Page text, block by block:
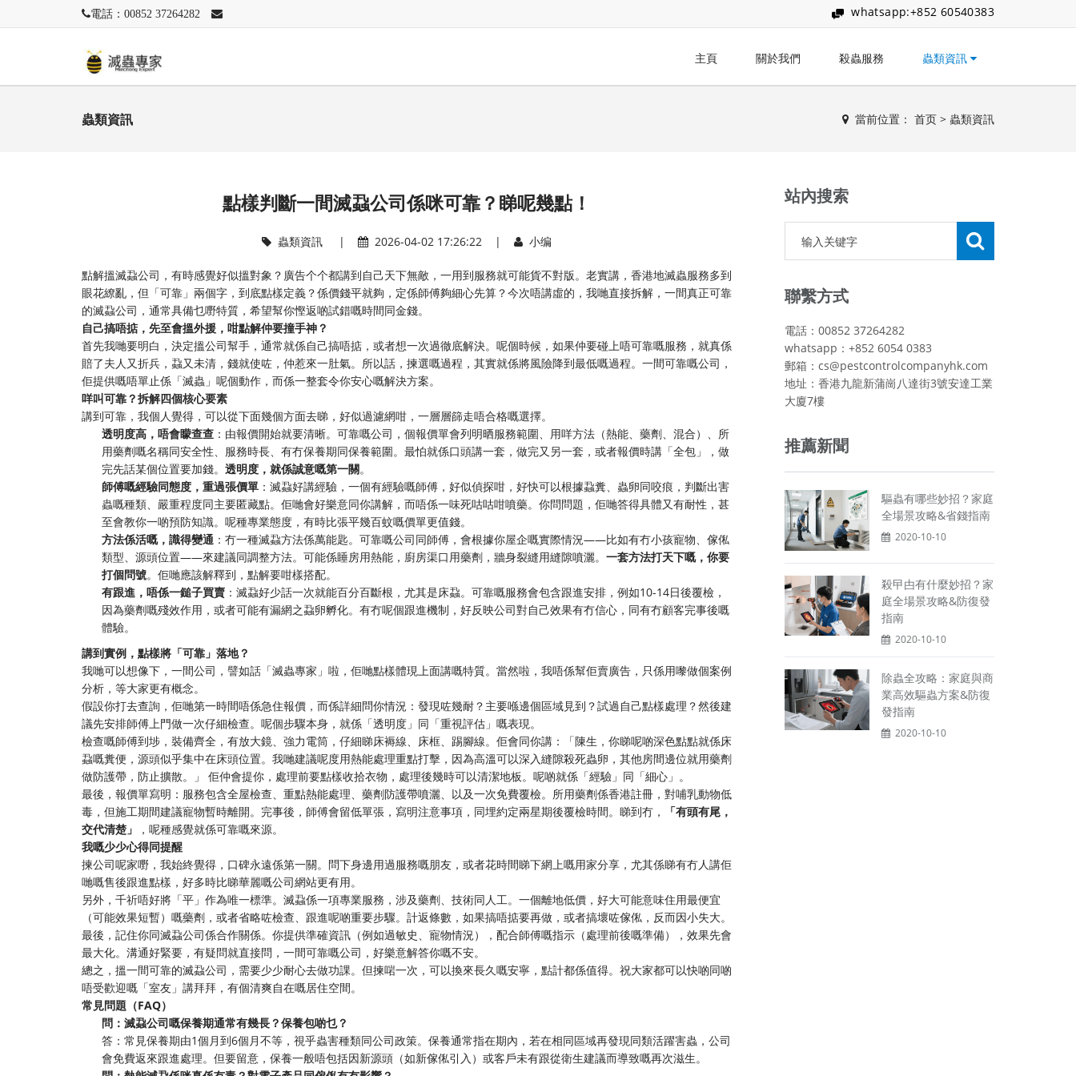
電話：00852 37264282 whatsapp:+852 60540383
主頁 關於我們 殺蟲服務 蟲類資訊
蟲類資訊 當前位置： 首页 > 蟲類資訊
點樣判斷一間滅蝨公司係咪可靠？睇呢幾點！
蟲類資訊 | 2026-04-02 17:26:22 | 小编
點解搵滅蝨公司，有時感覺好似搵對象？廣告个个都講到自己天下無敵，一用到服務就可能貨不對版。老實講，香港地滅蟲服務多到
眼花繚亂，但「可靠」兩個字，到底點樣定義？係價錢平就夠，定係師傅夠細心先算？今次唔講虛的，我哋直接拆解，一間真正可靠
的滅蝨公司，通常具備乜嘢特質，希望幫你慳返啲試錯嘅時間同金錢。
自己搞唔掂，先至會搵外援，咁點解仲要撞手神？
首先我哋要明白，決定搵公司幫手，通常就係自己搞唔掂，或者想一次過徹底解決。呢個時候，如果仲要碰上唔可靠嘅服務，就真係
賠了夫人又折兵，蝨又未清，錢就使咗，仲惹來一肚氣。所以話，揀選嘅過程，其實就係將風險降到最低嘅過程。一間可靠嘅公司，
佢提供嘅唔單止係「滅蟲」呢個動作，而係一整套令你安心嘅解決方案。
咩叫可靠？拆解四個核心要素
講到可靠，我個人覺得，可以從下面幾個方面去睇，好似過濾網咁，一層層篩走唔合格嘅選擇。
透明度高，唔會矇查查 ：由報價開始就要清晰。可靠嘅公司，個報價單會列明晒服務範圍、用咩方法（熱能、藥劑、混合）、所
用藥劑嘅名稱同安全性、服務時長、有冇保養期同保養範圍。最怕就係口頭講一套，做完又另一套，或者報價時講「全包」，做
完先話某個位置要加錢。 透明度，就係誠意嘅第一關。
師傅嘅經驗同態度，重過張價單 ：滅蝨好講經驗，一個有經驗嘅師傅，好似偵探咁，好快可以根據蝨糞、蟲卵同咬痕，判斷出害
蟲嘅種類、嚴重程度同主要匿藏點。佢哋會好樂意同你講解，而唔係一味死咕咕咁噴藥。你問問題，佢哋答得具體又有耐性，甚
至會教你一啲預防知識。呢種專業態度，有時比張平幾百蚊嘅價單更值錢。
方法係活嘅，識得變通 ：冇一種滅蝨方法係萬能匙。可靠嘅公司同師傅，會根據你屋企嘅實際情況——比如有冇小孩寵物、傢俬
類型、源頭位置——來建議同調整方法。可能係睡房用熱能，廚房渠口用藥劑，牆身裂縫用縫隙噴灑。 一套方法打天下嘅，你要
打個問號。佢哋應該解釋到，點解要咁樣搭配。
有跟進，唔係一鎚子買賣 ：滅蝨好少話一次就能百分百斷根，尤其是床蝨。可靠嘅服務會包含跟進安排，例如10-14日後覆檢，
因為藥劑嘅殘效作用，或者可能有漏網之蝨卵孵化。有冇呢個跟進機制，好反映公司對自己效果有冇信心，同有冇顧客完事後嘅
體驗。
講到實例，點樣將「可靠」落地？
我哋可以想像下，一間公司，譬如話「滅蟲專家」啦，佢哋點樣體現上面講嘅特質。當然啦，我唔係幫佢賣廣告，只係用嚟做個案例
分析，等大家更有概念。
假設你打去查詢，佢哋第一時間唔係急住報價，而係詳細問你情況：發現咗幾耐？主要喺邊個區域見到？試過自己點樣處理？然後建
議先安排師傅上門做一次仔細檢查。呢個步驟本身，就係「透明度」同「重視評估」嘅表現。
檢查嘅師傅到埗，裝備齊全，有放大鏡、強力電筒，仔細睇床褥線、床框、踢腳線。佢會同你講：「陳生，你睇呢啲深色點點就係床
蝨嘅糞便，源頭似乎集中在床頭位置。我哋建議呢度用熱能處理重點打擊，因為高溫可以深入縫隙殺死蟲卵，其他房間邊位就用藥劑
做防護帶，防止擴散。」 佢仲會提你，處理前要點樣收拾衣物，處理後幾時可以清潔地板。呢啲就係「經驗」同「細心」。
最後，報價單寫明：服務包含全屋檢查、重點熱能處理、藥劑防護帶噴灑、以及一次免費覆檢。所用藥劑係香港註冊，對哺乳動物低
毒，但施工期間建議寵物暫時離開。完事後，師傅會留低單張，寫明注意事項，同埋約定兩星期後覆檢時間。睇到冇，
「有頭有尾，
交代清楚」
，呢種感覺就係可靠嘅來源。
我嘅少少心得同提醒
揀公司呢家嘢，我始終覺得，口碑永遠係第一關。問下身邊用過服務嘅朋友，或者花時間睇下網上嘅用家分享，尤其係睇有冇人講佢
哋嘅售後跟進點樣，好多時比睇華麗嘅公司網站更有用。
另外，千祈唔好將「平」作為唯一標準。滅蝨係一項專業服務，涉及藥劑、技術同人工。一個離地低價，好大可能意味住用最便宜
（可能效果短暫）嘅藥劑，或者省略咗檢查、跟進呢啲重要步驟。計返條數，如果搞唔掂要再做，或者搞壞咗傢俬，反而因小失大。
最後，記住你同滅蝨公司係合作關係。你提供準確資訊（例如過敏史、寵物情況），配合師傅嘅指示（處理前後嘅準備），效果先會
最大化。溝通好緊要，有疑問就直接問，一間可靠嘅公司，好樂意解答你嘅不安。
總之，搵一間可靠的滅蝨公司，需要少少耐心去做功課。但揀啱一次，可以換來長久嘅安寧，點計都係值得。祝大家都可以快啲同啲
唔受歡迎嘅「室友」講拜拜，有個清爽自在嘅居住空間。
常見問題（FAQ）
問：滅蝨公司嘅保養期通常有幾長？保養包啲乜？
答：常見保養期由1個月到6個月不等，視乎蟲害種類同公司政策。保養通常指在期內，若在相同區域再發現同類活躍害蟲，公司
會免費返來跟進處理。但要留意，保養一般唔包括因新源頭（如新傢俬引入）或客戶未有跟從衛生建議而導致嘅再次滋生。
站內搜索
聯繫方式
電話：00852 37264282
whatsapp：+852 6054 0383
郵箱：cs@pestcontrolcompanyhk.com
地址：香港九龍新蒲崗八達街3號安達工業
大廈7樓
推薦新聞
驅蟲有哪些妙招？家庭
全場景攻略&省錢指南
2020-10-10
殺曱甴有什麼妙招？家
庭全場景攻略&防復發
指南
2020-10-10
除蟲全攻略：家庭與商
業高效驅蟲方案&防復
發指南
2020-10-10